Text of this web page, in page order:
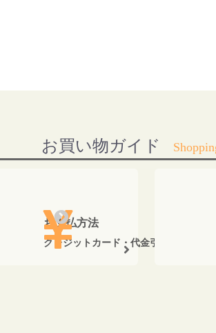
お買い物ガイド
お支払方法
クレジットカード・代金引換がご利用